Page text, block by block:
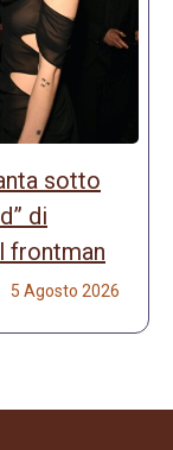
sotto
di
frontman
5 Agosto 2026